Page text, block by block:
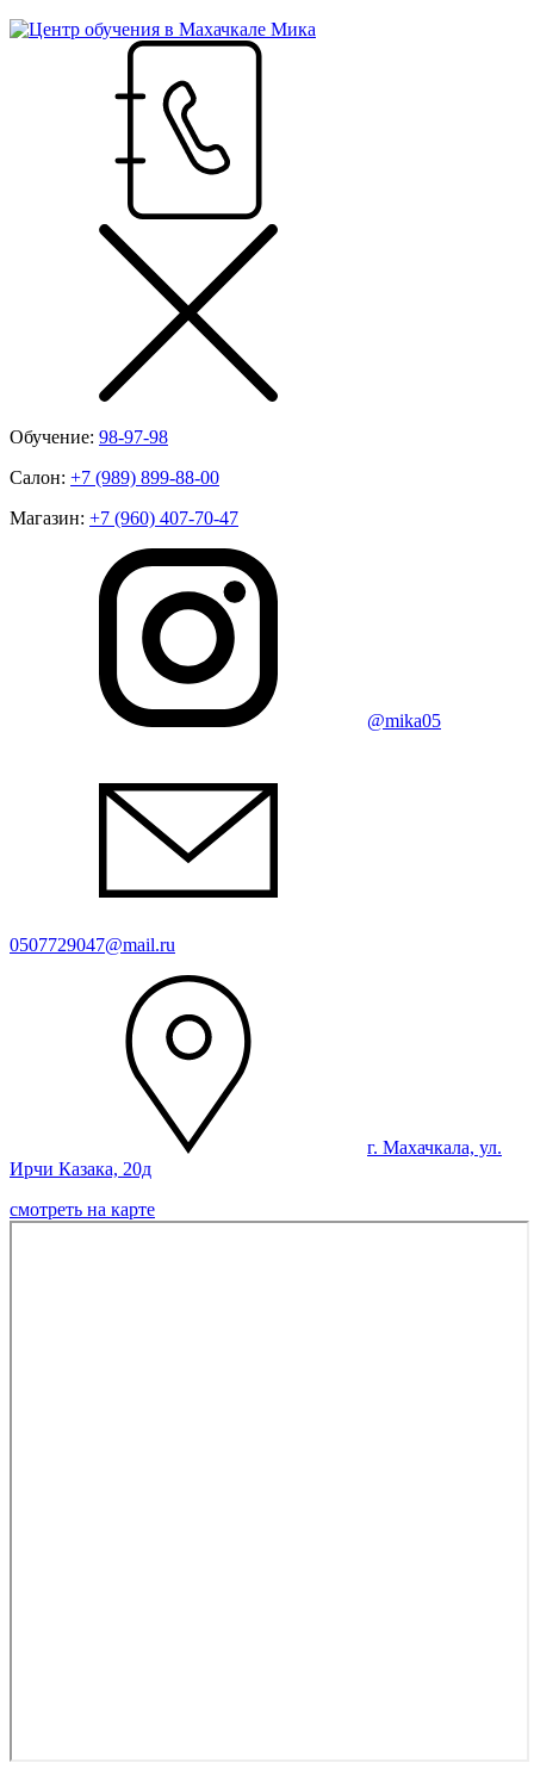
Обучение: 98-97-98
Салон: +7 (989) 899-88-00
Магазин: +7 (960) 407-70-47
@mika05
0507729047@mail.ru
г. Махачкала, ул.
Ирчи Казака, 20д
смотреть на карте